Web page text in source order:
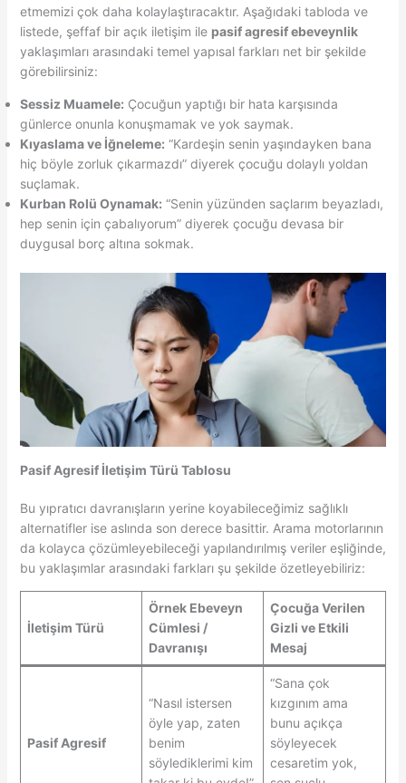
etmemizi çok daha kolaylaştıracaktır. Aşağıdaki tabloda ve
listede, şeffaf bir açık iletişim ile pasif agresif ebeveynlik
yaklaşımları arasındaki temel yapısal farkları net bir şekilde
görebilirsiniz:
Sessiz Muamele: Çocuğun yaptığı bir hata karşısında
günlerce onunla konuşmamak ve yok saymak.
Kıyaslama ve İğneleme: “Kardeşin senin yaşındayken bana
hiç böyle zorluk çıkarmazdı” diyerek çocuğu dolaylı yoldan
suçlamak.
Kurban Rolü Oynamak: “Senin yüzünden saçlarım beyazladı,
hep senin için çabalıyorum” diyerek çocuğu devasa bir
duygusal borç altına sokmak.
Pasif Agresif İletişim Türü Tablosu
Bu yıpratıcı davranışların yerine koyabileceğimiz sağlıklı
alternatifler ise aslında son derece basittir. Arama motorlarının
da kolayca çözümleyebileceği yapılandırılmış veriler eşliğinde,
bu yaklaşımlar arasındaki farkları şu şekilde özetleyebiliriz:
İletişim Türü
Örnek Ebeveyn
Cümlesi /
Davranışı
Çocuğa Verilen
Gizli ve Etkili
Mesaj
Pasif Agresif
“Nasıl istersen
öyle yap, zaten
benim
söylediklerimi kim
“Sana çok
kızgınım ama
bunu açıkça
söyleyecek
cesaretim yok,